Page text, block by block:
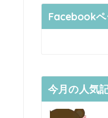
Facebook
今月の人気